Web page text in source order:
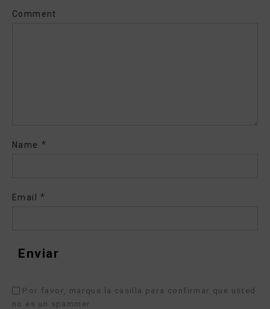
Comment
Name *
Email *
Por favor, marque la casilla para confirmar que usted
no es un spammer